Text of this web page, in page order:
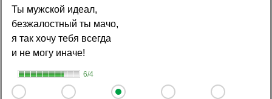
Ты мужской идеал,
безжалостный ты мачо,
я так хочу тебя всегда
и не могу иначе!
6/4